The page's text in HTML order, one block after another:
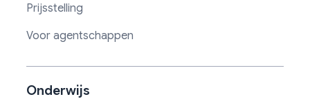
Prijsstelling
Voor agentschappen
Onderwijs